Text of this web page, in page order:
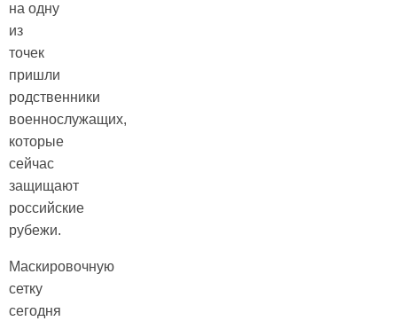
на одну
из
точек
пришли
родственники
военнослужащих,
которые
сейчас
защищают
российские
рубежи.
Маскировочную
сетку
сегодня